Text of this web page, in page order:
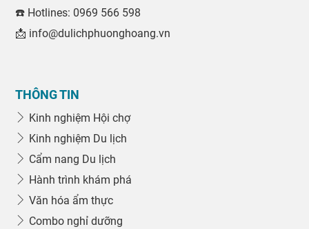
☎️ Hotlines: 0969 566 598
📩 info@dulichphuonghoang.vn
THÔNG TIN
Kinh nghiệm Hội chợ
Kinh nghiệm Du lịch
Cẩm nang Du lịch
Hành trình khám phá
Văn hóa ẩm thực
Combo nghỉ dưỡng